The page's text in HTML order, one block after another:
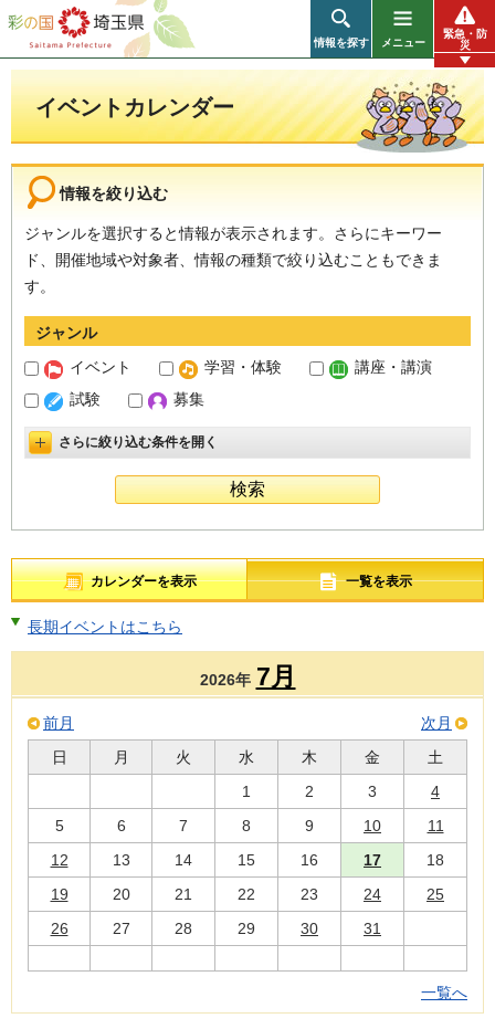
彩の国 埼玉県
情報を探す メニュー
緊急・防
災
イベントカレンダー
情報を絞り込む
ジャンルを選択すると情報が表示されます。さらにキーワー
ド、開催地域や対象者、情報の種類で絞り込むこともできま
す。
ジャンル
イベント
学習・体験
講座・講演
試験
募集
詳細設定を開く
さらに絞り込む条件を開く
カレンダーを表示 一覧を表示
長期イベントはこちら
2026年 7月
前月
次月
日
月 火 水 木 金
土
1
2 3
4
5
6 7 8 9 10
11
12
13 14 15 16 17
18
19
20 21 22 23 24
25
26
27 28 29 30 31
一覧へ